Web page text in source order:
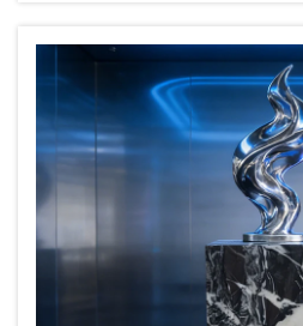
kleine Gegenstände wie
sogar …